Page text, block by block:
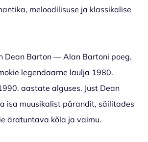
meloodilisuse ja klassikalise
Dean Barton — Alan Bartoni poeg.
legendaarne laulja 1980.
aastate alguses. Just Dean
isa muusikalist pärandit, säilitades
äratuntava kõla ja vaimu.